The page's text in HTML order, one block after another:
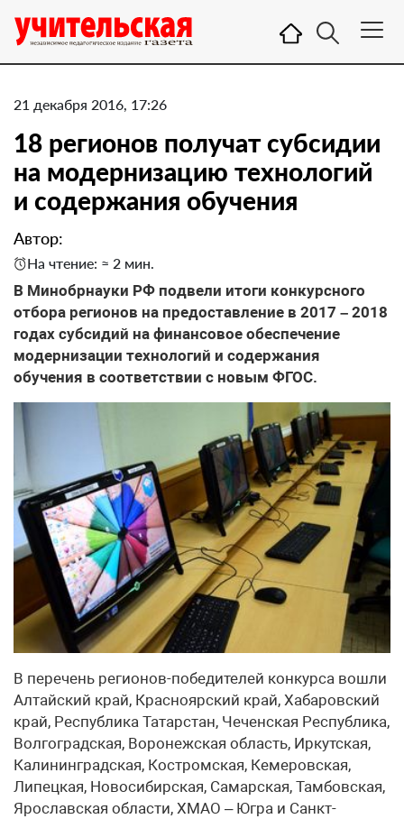
21 декабря 2016, 17:26
18 регионов получат субсидии
на модернизацию технологий
и содержания обучения
Автор:
На чтение: ≈ 2 мин.
В Минобрнауки РФ подвели итоги конкурсного
отбора регионов на предоставление в 2017 – 2018
годах субсидий на финансовое обеспечение
модернизации технологий и содержания
обучения в соответствии с новым ФГОС.
В перечень регионов-победителей конкурса вошли
Алтайский край, Красноярский край, Хабаровский
край, Республика Татарстан, Чеченская Республика,
Волгоградская, Воронежская область, Иркутская,
Калининградская, Костромская, Кемеровская,
Липецкая, Новосибирская, Самарская, Тамбовская,
Ярославская области, ХМАО – Югра и Санкт-